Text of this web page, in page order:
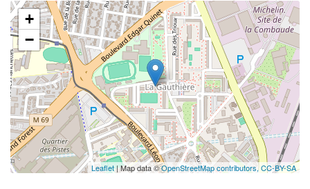
+
−
Leaflet| Map data ©OpenStreetMap contributors,CC-BY-SA